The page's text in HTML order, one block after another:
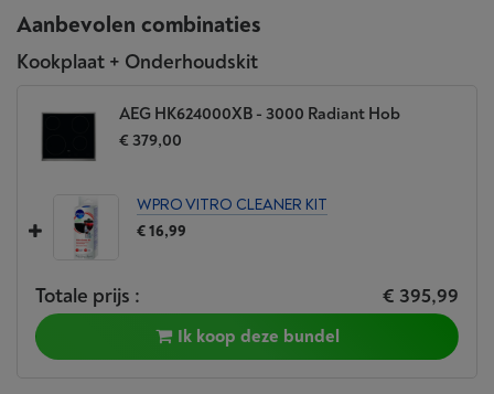
Aanbevolen combinaties
Kookplaat + Onderhoudskit
AEG HK624000XB - 3000 Radiant Hob
€ 379,00
WPRO VITRO CLEANER KIT
€ 16,99
Totale prijs : € 395,99
Ik koop deze bundel